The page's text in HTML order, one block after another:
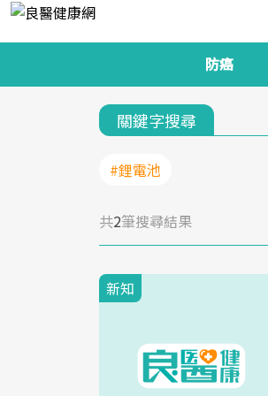
防癌
關鍵字搜尋
#鋰電池
共2筆搜尋結果
新知